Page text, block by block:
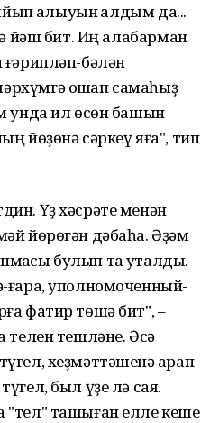
ҡалыуын ҡалдым да...
йəш бит. Иң алабарман
бəлəн
оҡшап самаһыҙ
унда ил ɵсɵн башын
йɵҙɵнə сəркеү яға", тип
Үҙ хəсрəте менəн
йɵрɵгəн дəбаһа. Əҙəм
булып та уҡталды.
ғара, уполномоченный-
фатир тɵшə бит", –
телен тешлəне. Əсə
хеҙмəттəшенə ҡарап
был үҙе лə сая.
ташыған елле кеше